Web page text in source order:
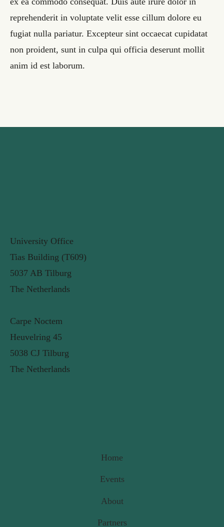
reprehenderit in voluptate velit esse cillum dolore eu
fugiat nulla pariatur. Excepteur sint occaecat cupidatat
non proident, sunt in culpa qui officia deserunt mollit
anim id est laborum.
University Office
Tias Building (T609)
5037 AB Tilburg
The Netherlands
Carpe Noctem
Heuvelring 45
5038 CJ Tilburg
The Netherlands
Home
Events
About
Partners